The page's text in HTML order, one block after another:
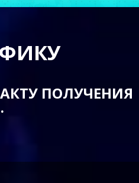
ПОЛУЧЕНИЯ